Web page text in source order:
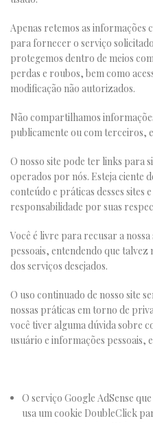
Apenas retemos as informações
para fornecer o serviço
protegemos dentro de meios
perdas e roubos, bem como
modificação não autorizados.
Não compartilhamos
publicamente ou com terceiros,
O nosso site pode ter links para
operados por nós. Esteja ciente
conteúdo e práticas desses sites
responsabilidade por suas
Você é livre para recusar a
pessoais, entendendo que
dos serviços desejados.
O uso continuado de nosso site
nossas práticas em torno de
você tiver alguma dúvida sobre
usuário e informações pessoais,
O serviço Google AdSense
usa um cookie DoubleClick